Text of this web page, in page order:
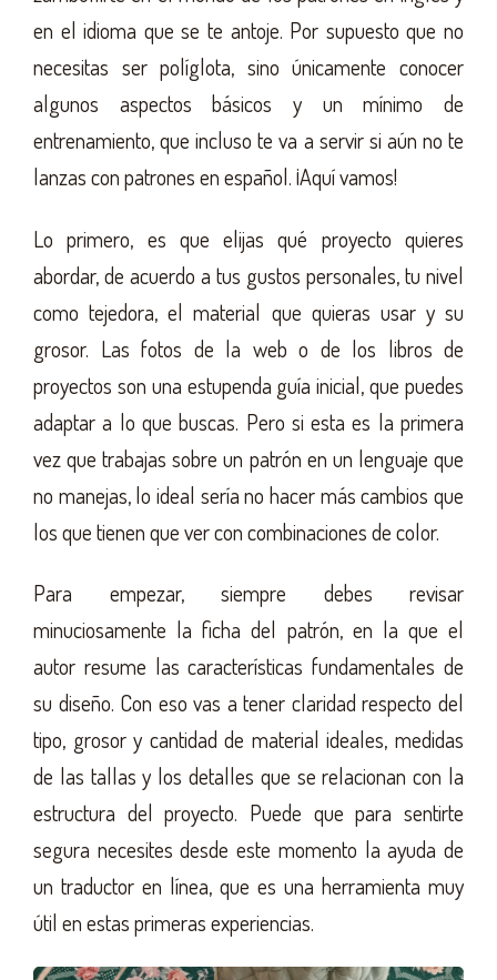
en el idioma que se te antoje. Por supuesto que no
necesitas ser políglota, sino únicamente conocer
algunos aspectos básicos y un mínimo de
entrenamiento, que incluso te va a servir si aún no te
lanzas con patrones en español. ¡Aquí vamos!
Lo primero, es que elijas qué proyecto quieres
abordar, de acuerdo a tus gustos personales, tu nivel
como tejedora, el material que quieras usar y su
grosor. Las fotos de la web o de los libros de
proyectos son una estupenda guía inicial, que puedes
adaptar a lo que buscas. Pero si esta es la primera
vez que trabajas sobre un patrón en un lenguaje que
no manejas, lo ideal sería no hacer más cambios que
los que tienen que ver con combinaciones de color.
Para empezar, siempre debes revisar
minuciosamente la ficha del patrón, en la que el
autor resume las características fundamentales de
su diseño. Con eso vas a tener claridad respecto del
tipo, grosor y cantidad de material ideales, medidas
de las tallas y los detalles que se relacionan con la
estructura del proyecto. Puede que para sentirte
segura necesites desde este momento la ayuda de
un traductor en línea, que es una herramienta muy
útil en estas primeras experiencias.